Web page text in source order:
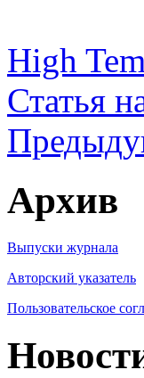
High
Статья
Архив
Выпуски журнала
Авторский указатель
Пользовательское